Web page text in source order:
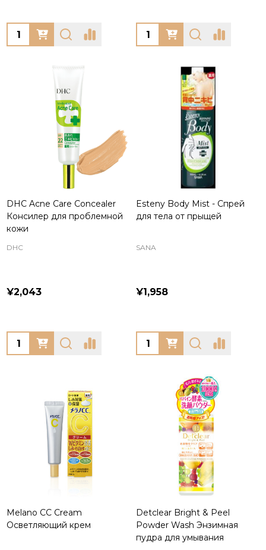
Quantity: Quantity:
DHC Acne Care Concealer
Консилер для проблемной
кожи
DHC
¥2,043
Quantity:
Esteny Body Mist - Спрей
для тела от прыщей
SANA
¥1,958
Quantity:
Melano CC Cream
Осветляющий крем
Detclear Bright & Peel
Powder Wash Энзимная
пудра для умывания